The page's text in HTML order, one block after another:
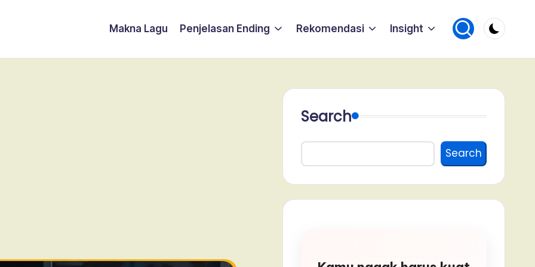
Makna Lagu Penjelasan Ending Rekomendasi Insight
Search
Search